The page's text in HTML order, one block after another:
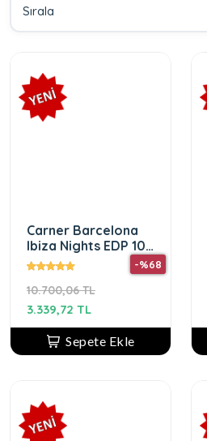
Carner Barcelona
Ibiza Nights EDP 100
ML
10.700,06 TL
-%68
3.339,72 TL
Sepete Ekle